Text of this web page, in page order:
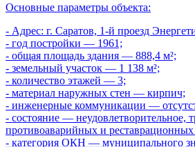
Основные параметры объекта:
- Адрес: г. Саратов, 1-й проезд
- год постройки — 1961;
- общая площадь здания — 888,4 м²;
- земельный участок — 1 138 м²;
- количество этажей — 3;
- материал наружных стен — кирпич;
- инженерные коммуникации —
- состояние — неудовлетворительное,
противоаварийных и реставрационных
- категория ОКН — муниципального